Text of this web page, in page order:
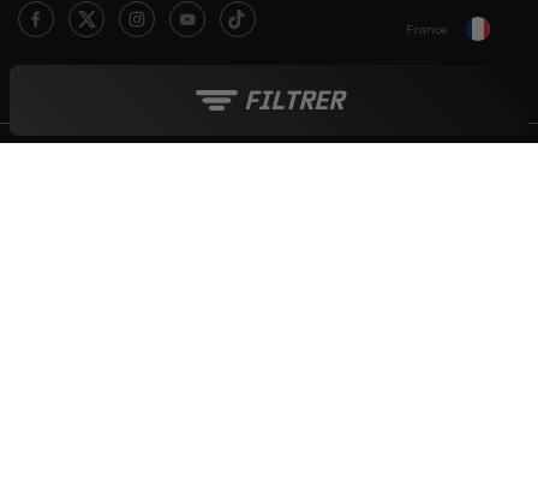
FILTRER
France